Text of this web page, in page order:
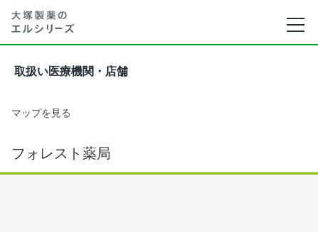
取扱い医療機関・店舗
マップを見る
フォレスト薬局